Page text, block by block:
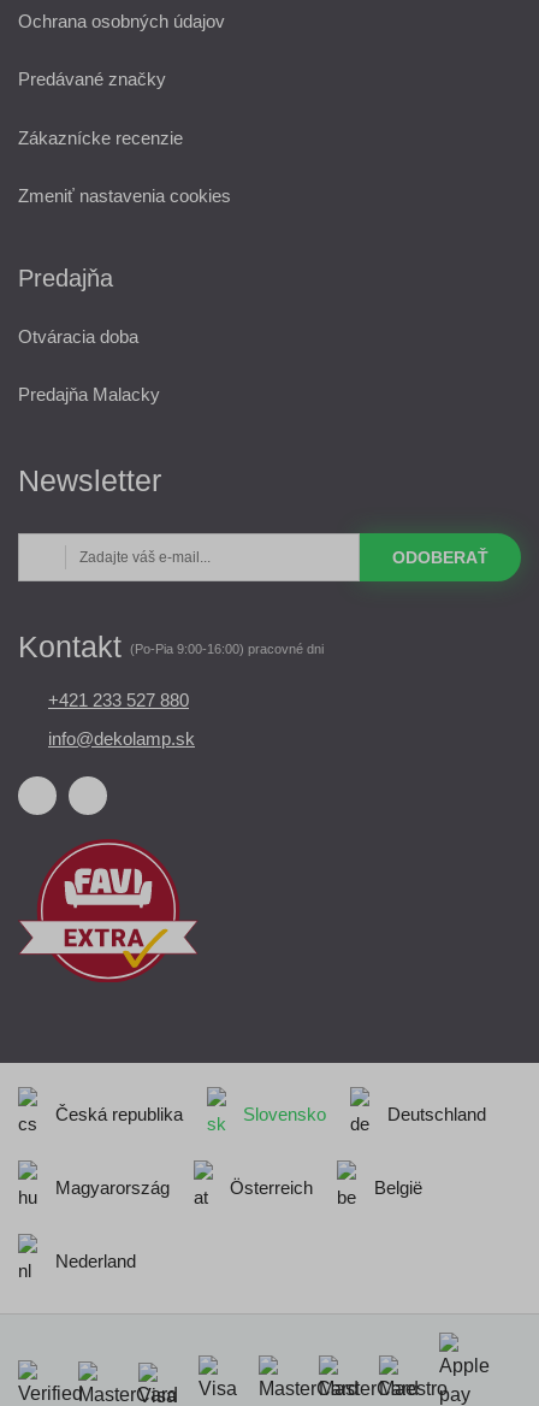
Ochrana osobných údajov
Predávané značky
Zákaznícke recenzie
Zmeniť nastavenia cookies
Predajňa
Otváracia doba
Predajňa Malacky
Newsletter
ODOBERAŤ
Kontakt (Po-Pia 9:00-16:00) pracovné dni
+421 233 527 880
info@dekolamp.sk
Česká republika Slovensko Deutschland
Magyarország Österreich België
Nederland